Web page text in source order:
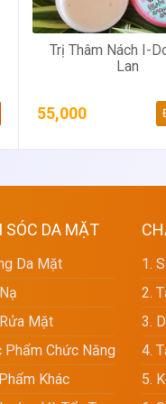
Trị Thâm Nách I-
Lan
55,000
SÓC DA MẶT
Da Mặt
Mặt
Phẩm Chức Năng
Khác
1.
2.
3.
4.
5.